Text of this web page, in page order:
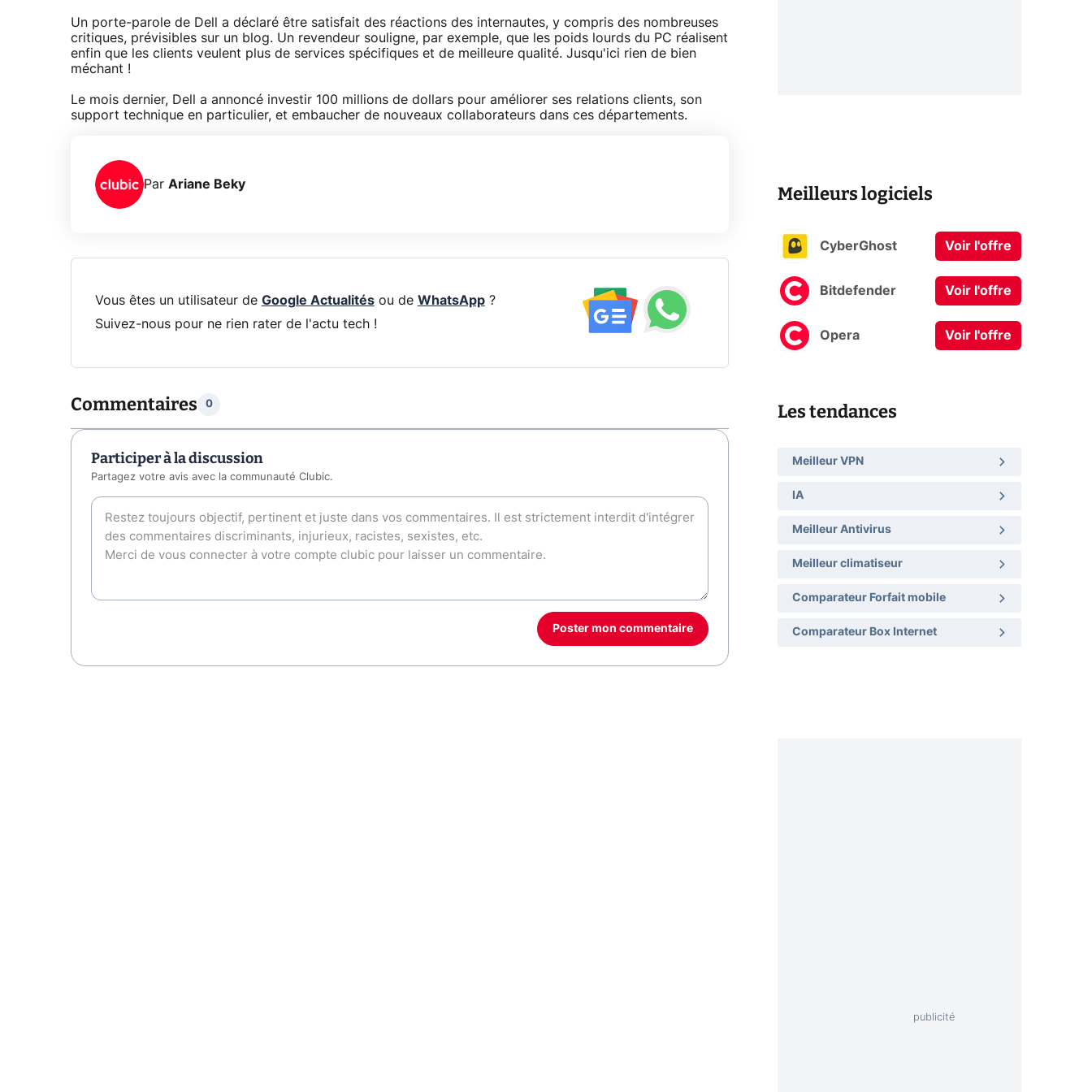
Un porte-parole de Dell a déclaré être satisfait des réactions des internautes, y compris des nombreuses
critiques, prévisibles sur un blog. Un revendeur souligne, par exemple, que les poids lourds du PC réalisent
enfin que les clients veulent plus de services spécifiques et de meilleure qualité. Jusqu'ici rien de bien
méchant !
Le mois dernier, Dell a annoncé investir 100 millions de dollars pour améliorer ses relations clients, son
support technique en particulier, et embaucher de nouveaux collaborateurs dans ces départements.
Par Ariane Beky
Vous êtes un utilisateur de Google Actualitésou de WhatsApp?
Suivez-nous pour ne rien rater de l'actu tech !
Commentaires 0
Participer à la discussion
Partagez votre avis avec la communauté Clubic.
Poster mon commentaire
Meilleurs logiciels
CyberGhost Voir l'offre
Bitdefender Voir l'offre
Opera Voir l'offre
Les tendances
Meilleur VPN
IA
Meilleur Antivirus
Meilleur climatiseur
Comparateur Forfait mobile
Comparateur Box Internet